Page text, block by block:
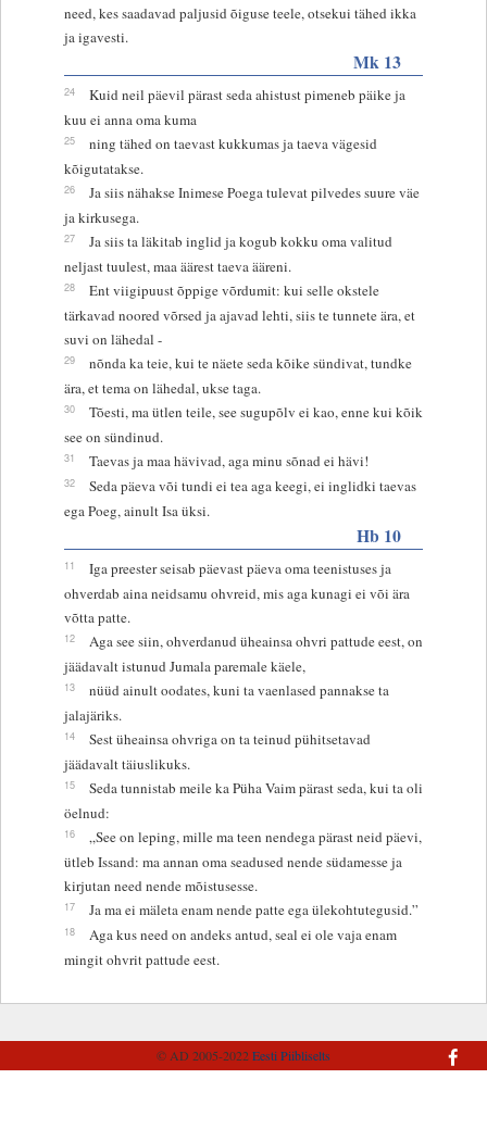
need, kes saadavad paljusid õiguse teele, otsekui tähed ikka
ja igavesti.
Mk 13
24
Kuid neil päevil pärast seda ahistust pimeneb päike ja
kuu ei anna oma kuma
25
ning tähed on taevast kukkumas ja taeva vägesid
kõigutatakse.
26
Ja siis nähakse Inimese Poega tulevat pilvedes suure väe
ja kirkusega.
27
Ja siis ta läkitab inglid ja kogub kokku oma valitud
neljast tuulest, maa äärest taeva ääreni.
28
Ent viigipuust õppige võrdumit: kui selle okstele
tärkavad noored võrsed ja ajavad lehti, siis te tunnete ära, et
suvi on lähedal -
29
nõnda ka teie, kui te näete seda kõike sündivat, tundke
ära, et tema on lähedal, ukse taga.
30
Tõesti, ma ütlen teile, see sugupõlv ei kao, enne kui kõik
see on sündinud.
31 Taevas ja maa hävivad, aga minu sõnad ei hävi!
32
Seda päeva või tundi ei tea aga keegi, ei inglidki taevas
ega Poeg, ainult Isa üksi.
Hb 10
11
Iga preester seisab päevast päeva oma teenistuses ja
ohverdab aina neidsamu ohvreid, mis aga kunagi ei või ära
võtta patte.
12
Aga see siin, ohverdanud üheainsa ohvri pattude eest, on
jäädavalt istunud Jumala paremale käele,
13
nüüd ainult oodates, kuni ta vaenlased pannakse ta
jalajäriks.
14
Sest üheainsa ohvriga on ta teinud pühitsetavad
jäädavalt täiuslikuks.
15
Seda tunnistab meile ka Püha Vaim pärast seda, kui ta oli
öelnud:
16
„See on leping, mille ma teen nendega pärast neid päevi,
ütleb Issand: ma annan oma seadused nende südamesse ja
kirjutan need nende mõistusesse.
17 Ja ma ei mäleta enam nende patte ega ülekohtutegusid.”
18
Aga kus need on andeks antud, seal ei ole vaja enam
mingit ohvrit pattude eest.
© AD 2005-2022Eesti Piibliselts